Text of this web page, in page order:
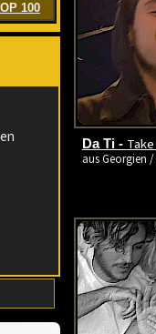
100
Da Ti -
aus Georgien